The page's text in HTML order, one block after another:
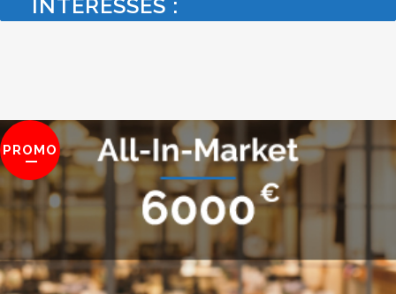
INTÉRESSÉS :
PROMO